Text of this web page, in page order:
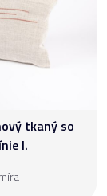
tkaný so
I.